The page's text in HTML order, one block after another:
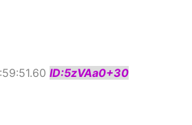
ID:5zVAa0+30